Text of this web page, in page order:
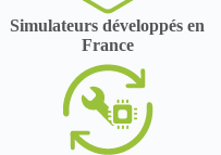
Simulateurs développés en
France